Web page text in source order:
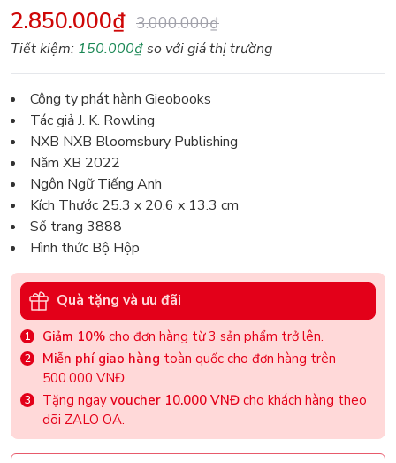
2.850.000₫ 3.000.000₫
Tiết kiệm: 150.000₫so với giá thị trường
Công ty phát hành Gieobooks
Tác giả J. K. Rowling
NXB NXB Bloomsbury Publishing
Năm XB 2022
Ngôn Ngữ Tiếng Anh
Kích Thước 25.3 x 20.6 x 13.3 cm
Số trang 3888
Hình thức Bộ Hộp
Quà tặng và ưu đãi
Giảm 10% cho đơn hàng từ 3 sản phẩm trở lên.
Miễn phí giao hàng toàn quốc cho đơn hàng trên
500.000 VNĐ.
Tặng ngay voucher 10.000 VNĐ cho khách hàng theo
dõi ZALO OA.